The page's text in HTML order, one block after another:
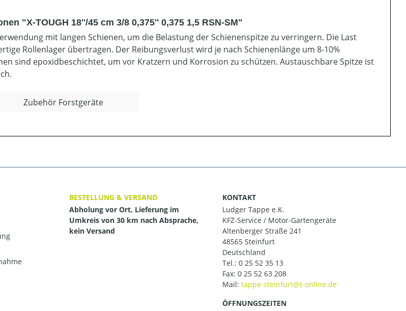
"X-TOUGH 18''/45 cm 3/8 0,375'' 0,375 1,5 RSN-SM"
mit langen Schienen, um die Belastung der Schienenspitze zu verringern. Die Last
Rollenlager übertragen. Der Reibungsverlust wird je nach Schienenlänge um 8-10%
sind epoxidbeschichtet, um vor Kratzern und Korrosion zu schützen. Austauschbare Spitze ist
Zubehör Forstgeräte
BESTELLUNG & VERSAND
Abholung vor Ort, Lieferung im
Umkreis von 30 km nach Absprache,
kein Versand
KONTAKT
Ludger Tappe e.K.
KFZ-Service / Motor-Gartengeräte
Altenberger Straße 241
48565 Steinfurt
Deutschland
Tel.: 0 25 52 35 13
Fax: 0 25 52 63 208
Mail:
ÖFFNUNGSZEITEN